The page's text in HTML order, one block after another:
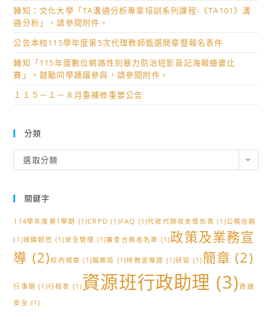
轉知：文化大學「TA溝通分析專業培訓系列課程-《TA101》溝
通分析」，請參閱附件。
公告本校115學年度第5次代理教師甄選簡章暨報名表件
轉知「115年度數位網路性別暴力防治短影音記海報繪畫比
賽」，鼓勵同學踴躍參與，請參閱附件。
１１５－１－８月重補修重要公告
分類
類
選取分類
關鍵字
114學年度第1學期 (1)CRPD (1)FAQ (1)代收代辦收支情形表 (1)公務信箱
(1)城鎮韌性 (1)安全管理 (1)審查合格者名單 (1)政策及業務宣
導 (2)校內規章 (1)檔案局 (1)特教宣導週 (1)研習 (1) 簡章 (2)
行事曆 (1)行程表 (1)資源班行政助理 (3)資通
安全 (1)